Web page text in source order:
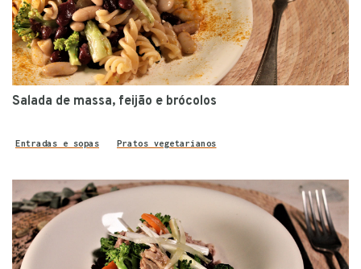
Salada de massa, feijão e brócolos
Entradas e sopas Pratos vegetarianos